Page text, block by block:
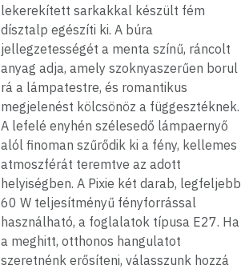
lekerekített sarkakkal készült fém
dísztalp egészíti ki. A búra
jellegzetességét a menta színű, ráncolt
anyag adja, amely szoknyaszerűen borul
rá a lámpatestre, és romantikus
megjelenést kölcsönöz a függesztéknek.
A lefelé enyhén szélesedő lámpaernyő
alól finoman szűrődik ki a fény, kellemes
atmoszférát teremtve az adott
helyiségben. A Pixie két darab, legfeljebb
60 W teljesítményű fényforrással
használható, a foglalatok típusa E27. Ha
a meghitt, otthonos hangulatot
szeretnénk erősíteni, válasszunk hozzá